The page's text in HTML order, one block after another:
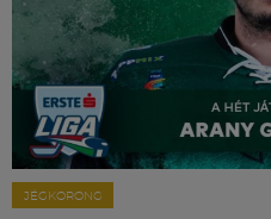
JÉGKORONG
FM YouTube +
Hírek
Labdarúgás